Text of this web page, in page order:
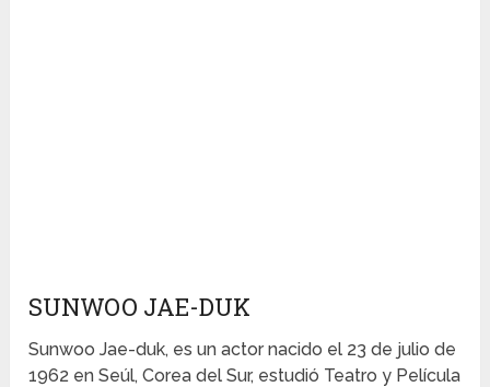
SUNWOO JAE-DUK
Sunwoo Jae-duk, es un actor nacido el 23 de julio de
1962 en Seúl, Corea del Sur, estudió Teatro y Película